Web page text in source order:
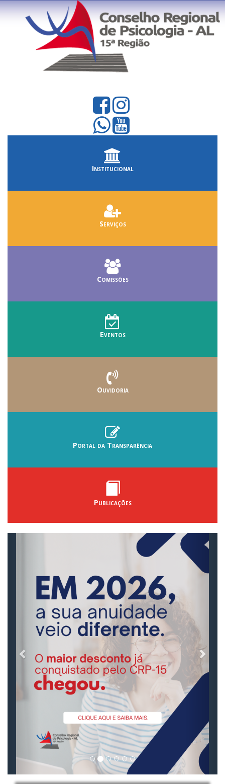
Institucional
Serviços
Comissões
Eventos
Ouvidoria
Portal da Transparência
Publicações